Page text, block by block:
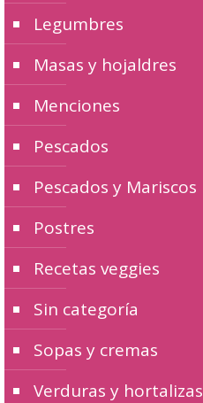
Legumbres
Masas y hojaldres
Menciones
Pescados
Pescados y Mariscos
Postres
Recetas veggies
Sin categoría
Sopas y cremas
Verduras y hortalizas